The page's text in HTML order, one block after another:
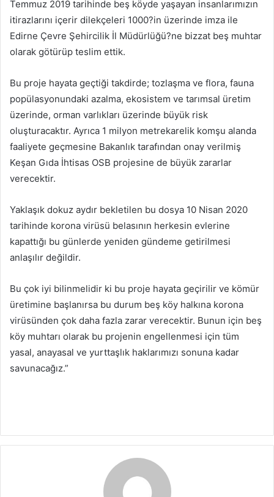
Temmuz 2019 tarihinde beş köyde yaşayan insanlarımızın
itirazlarını içerir dilekçeleri 1000?in üzerinde imza ile
Edirne Çevre Şehircilik İl Müdürlüğü?ne bizzat beş muhtar
olarak götürüp teslim ettik.
Bu proje hayata geçtiği takdirde; tozlaşma ve flora, fauna
popülasyonundaki azalma, ekosistem ve tarımsal üretim
üzerinde, orman varlıkları üzerinde büyük risk
oluşturacaktır. Ayrıca 1 milyon metrekarelik komşu alanda
faaliyete geçmesine Bakanlık tarafından onay verilmiş
Keşan Gıda İhtisas OSB projesine de büyük zararlar
verecektir.
Yaklaşık dokuz aydır bekletilen bu dosya 10 Nisan 2020
tarihinde korona virüsü belasının herkesin evlerine
kapattığı bu günlerde yeniden gündeme getirilmesi
anlaşılır değildir.
Bu çok iyi bilinmelidir ki bu proje hayata geçirilir ve kömür
üretimine başlanırsa bu durum beş köy halkına korona
virüsünden çok daha fazla zarar verecektir. Bunun için beş
köy muhtarı olarak bu projenin engellenmesi için tüm
yasal, anayasal ve yurttaşlık haklarımızı sonuna kadar
savunacağız.”